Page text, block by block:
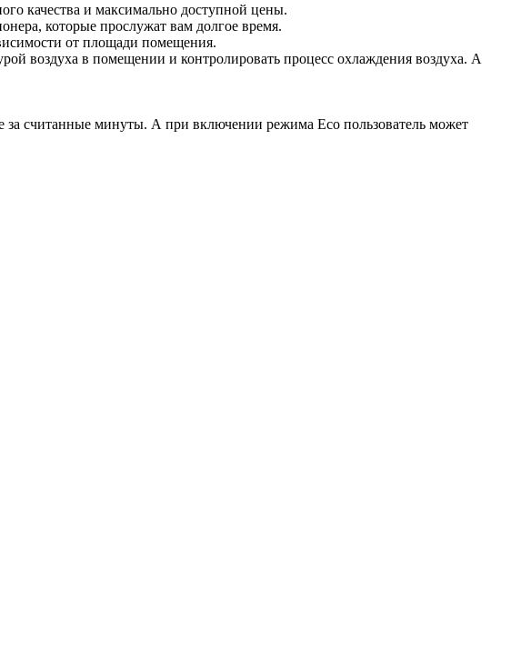
качества и максимально доступной цены.
которые прослужат вам долгое время.
от площади помещения.
воздуха в помещении и контролировать процесс охлаждения воздуха. А
считанные минуты. А при включении режима Eco пользователь может